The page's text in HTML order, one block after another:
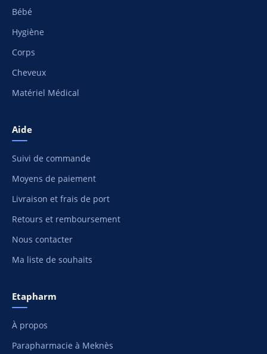
Bébé
Hygiène
Corps
Cheveux
Matériel Médical
Aide
Suivi de commande
Moyens de paiement
Livraison et frais de port
Retours et remboursement
Nous contacter
Ma liste de souhaits
Etapharm
À propos
Parapharmacie à Meknès